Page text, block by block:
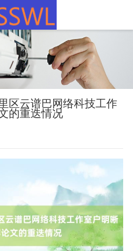
区云谱巴网络科技工作
的重迭情况